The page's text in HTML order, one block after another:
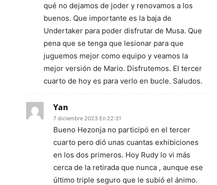
qué no dejamos de joder y renovamos a los
buenos. Que importante es la baja de
Undertaker para poder disfrutar de Musa. Que
pena que se tenga que lesionar para que
juguemos mejor como equipo y veamos la
mejor versión de Mario. Disfrutemos. El tercer
cuarto de hoy es para verlo en bucle. Saludos.
Yan
7 diciembre 2023 En 22:31
Bueno Hezonja no participó en el tercer
cuarto pero dió unas cuantas exhibiciones
en los dos primeros. Hoy Rudy lo vi más
cerca de la retirada que nunca , aunque ese
último triple seguro que le subió el ánimo.